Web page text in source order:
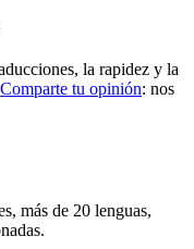
la rapidez y la
Comparte tu opinión: nos
más de 20 lenguas,